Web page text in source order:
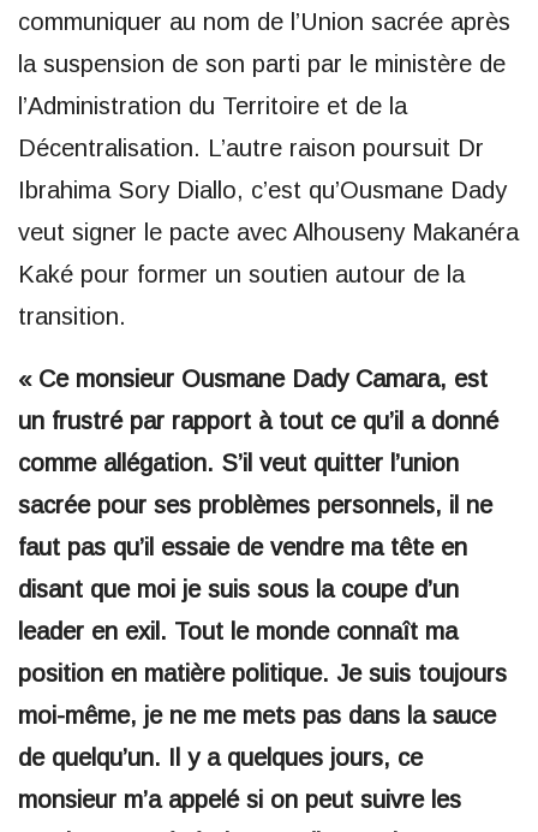
communiquer au nom de l’Union sacrée après
la suspension de son parti par le ministère de
l’Administration du Territoire et de la
Décentralisation. L’autre raison poursuit Dr
Ibrahima Sory Diallo, c’est qu’Ousmane Dady
veut signer le pacte avec Alhouseny Makanéra
Kaké pour former un soutien autour de la
transition.
« Ce monsieur Ousmane Dady Camara, est
un frustré par rapport à tout ce qu’il a donné
comme allégation. S’il veut quitter l’union
sacrée pour ses problèmes personnels, il ne
faut pas qu’il essaie de vendre ma tête en
disant que moi je suis sous la coupe d’un
leader en exil. Tout le monde connaît ma
position en matière politique. Je suis toujours
moi-même, je ne me mets pas dans la sauce
de quelqu’un. Il y a quelques jours, ce
monsieur m’a appelé si on peut suivre les